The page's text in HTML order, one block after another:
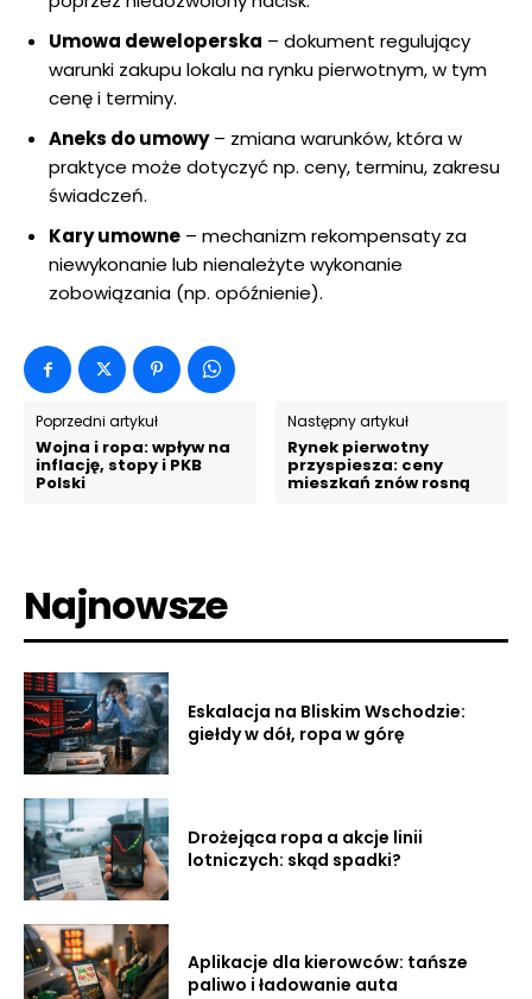
Umowa deweloperska – dokument regulujący
warunki zakupu lokalu na rynku pierwotnym, w tym
cenę i terminy.
Aneks do umowy– zmiana warunków, która w
praktyce może dotyczyć np. ceny, terminu, zakresu
świadczeń.
Kary umowne – mechanizm rekompensaty za
niewykonanie lub nienależyte wykonanie
zobowiązania (np. opóźnienie).
Poprzedni artykuł
Wojna i ropa: wpływ na
inflację, stopy i PKB
Polski
Następny artykuł
Rynek pierwotny
przyspiesza: ceny
mieszkań znów rosną
Najnowsze
Eskalacja na Bliskim Wschodzie:
giełdy w dół, ropa w górę
Drożejąca ropa a akcje linii
lotniczych: skąd spadki?
Aplikacje dla kierowców: tańsze
paliwo i ładowanie auta